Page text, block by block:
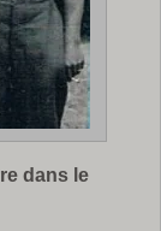
dans le